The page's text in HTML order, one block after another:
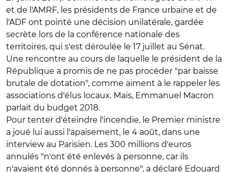
et de l'AMRF, les présidents de France urbaine et de
l'ADF ont pointé une décision unilatérale, gardée
secrète lors de la conférence nationale des
territoires, qui s'est déroulée le 17 juillet au Sénat.
Une rencontre au cours de laquelle le président de la
République a promis de ne pas procéder "par baisse
brutale de dotation", comme aiment à le rappeler les
associations d'élus locaux. Mais, Emmanuel Macron
parlait du budget 2018.
Pour tenter d'éteindre l'incendie, le Premier ministre
a joué lui aussi l'apaisement, le 4 août, dans une
interview au Parisien. Les 300 millions d'euros
annulés "n'ont été enlevés à personne, car ils
n'avaient été donnés à personne", a déclaré Edouard